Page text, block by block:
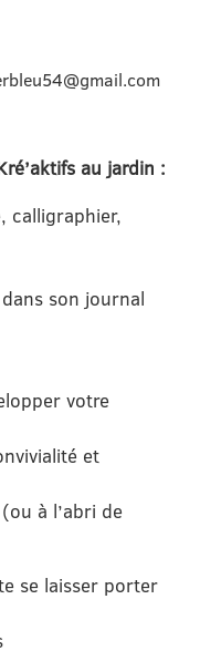
au jardin :
calligraphier,
son journal
votre
et
à l’abri de
se laisser porter